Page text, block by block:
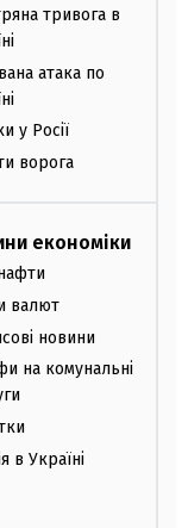
тривога в
атака по
у Росії
ворога
економіки
валют
новини
на комунальні
в Україні